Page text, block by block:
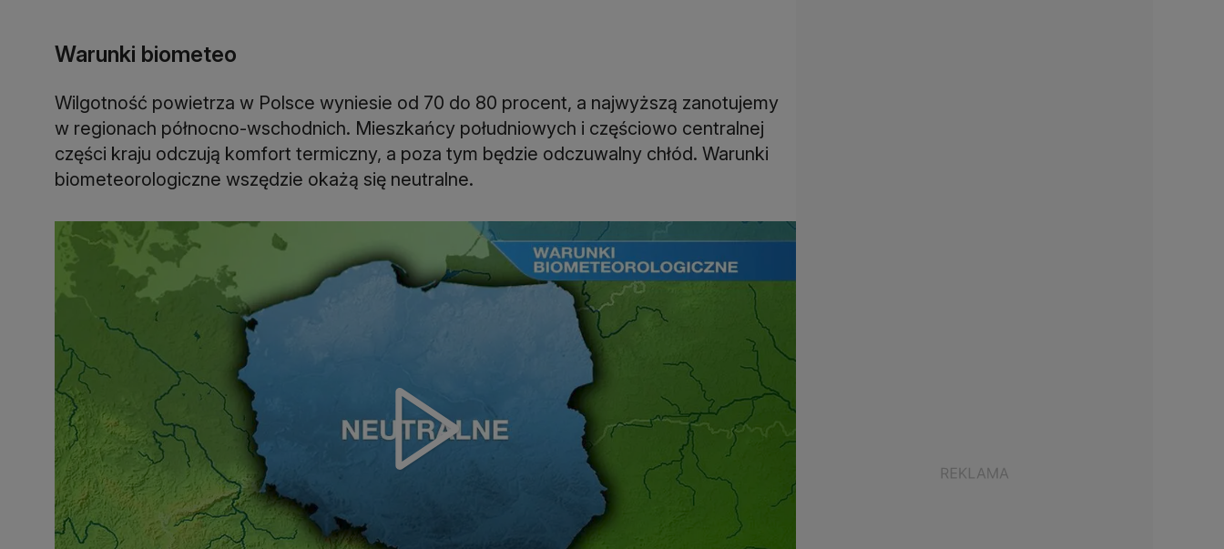
Warunki biometeo
Wilgotność powietrza w Polsce wyniesie od 70 do 80 procent, a najwyższą zanotujemy
w regionach północno-wschodnich. Mieszkańcy południowych i częściowo centralnej
części kraju odczują komfort termiczny, a poza tym będzie odczuwalny chłód. Warunki
biometeorologiczne wszędzie okażą się neutralne.